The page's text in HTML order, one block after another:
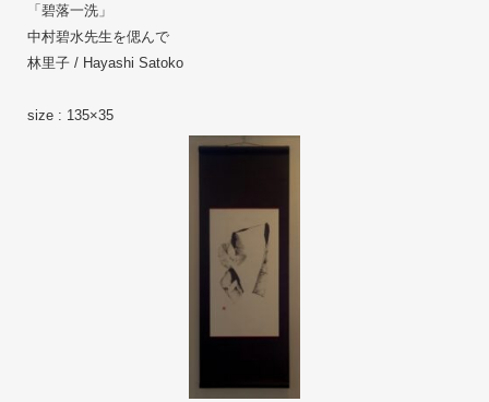
「碧落一洗」
中村碧水先生を偲んで
林里子 / Hayashi Satoko
size : 135×35